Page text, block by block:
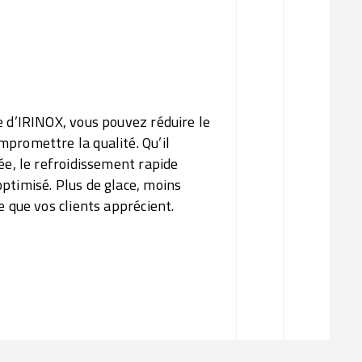
vous pouvez réduire le
la qualité. Qu’il
le refroidissement rapide
Plus de glace, moins
vos clients apprécient.